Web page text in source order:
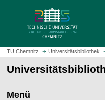
z
t
e
i
t
TU Chemnitz Universitätsbibliothek
Menü